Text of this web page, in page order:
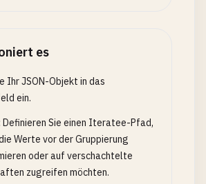
es
Ihr JSON-Objekt in das
ein.
Definieren Sie einen Iteratee-Pfad,
Werte vor der Gruppierung
oder auf verschachtelte
zugreifen möchten.